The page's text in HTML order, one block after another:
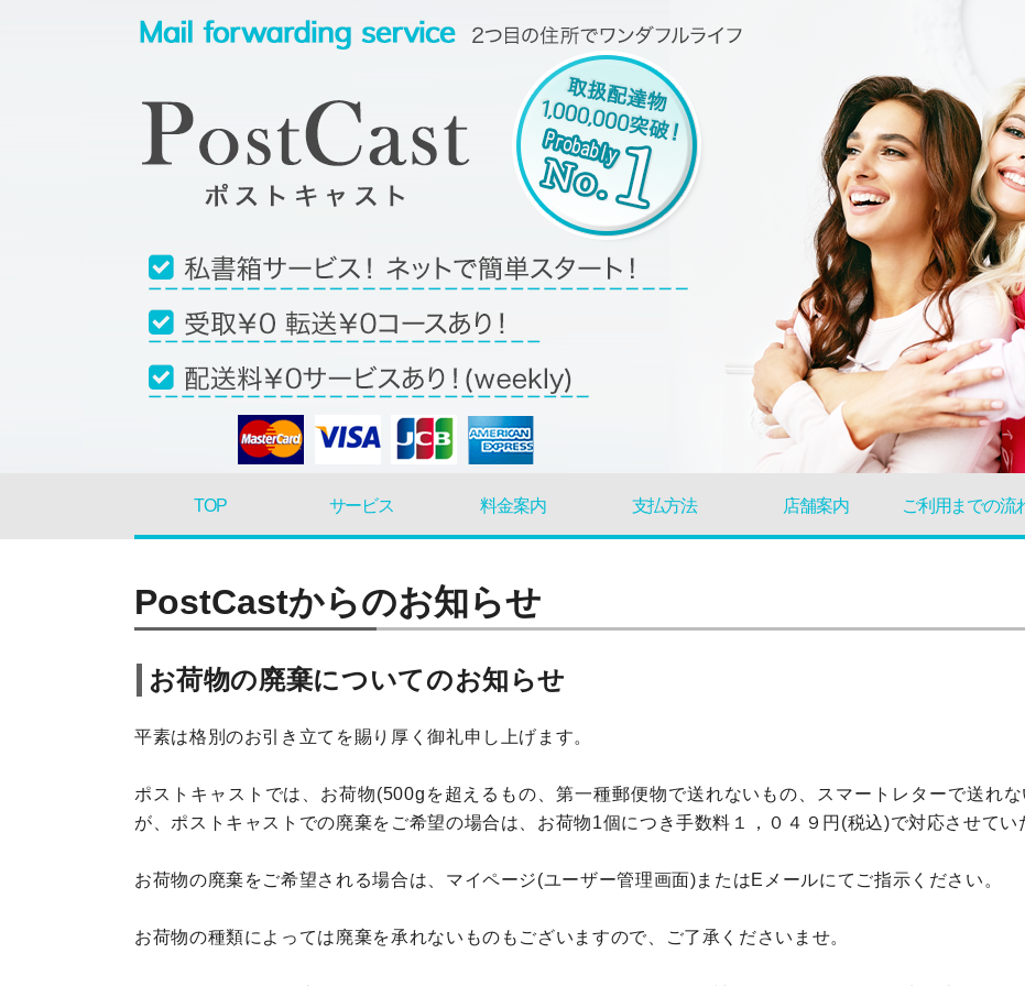
TOP サービス 料金案内 支払方法 店舗案内 ご利用までの流
PostCastからのお知らせ
お荷物の廃棄についてのお知らせ
平素は格別のお引き立てを賜り厚く御礼申し上げます。
ポストキャストでは、お荷物(500gを超えるもの、第一種郵便物で送れないもの、スマートレターで送れ
が、ポストキャストでの廃棄をご希望の場合は、お荷物1個につき手数料１，０４９円(税込)で対応させてい
お荷物の廃棄をご希望される場合は、マイページ(ユーザー管理画面)またはEメールにてご指示ください。
お荷物の種類によっては廃棄を承れないものもございますので、ご了承くださいませ。